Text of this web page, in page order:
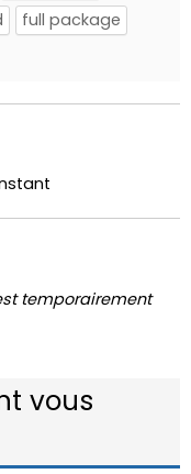
full package
temporairement
vous